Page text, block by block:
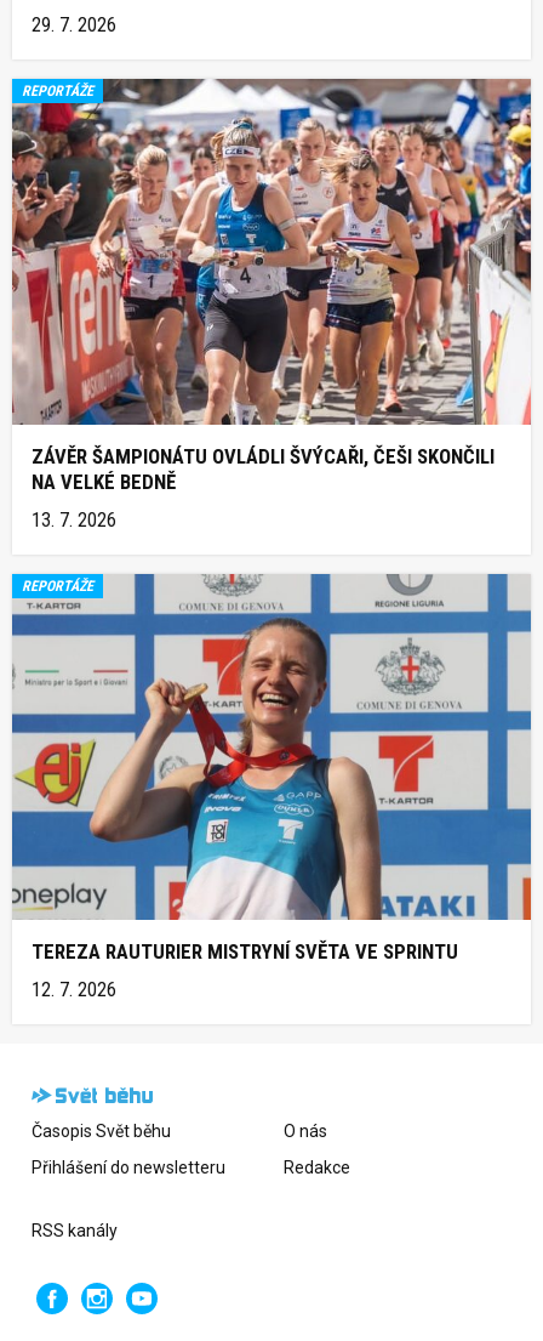
29. 7. 2026
REPORTÁŽE
ZÁVĚR ŠAMPIONÁTU OVLÁDLI ŠVÝCAŘI, ČEŠI SKONČILI
NA VELKÉ BEDNĚ
13. 7. 2026
REPORTÁŽE
TEREZA RAUTURIER MISTRYNÍ SVĚTA VE SPRINTU
12. 7. 2026
Časopis Svět běhu
Přihlášení do newsletteru
O nás
Redakce
RSS kanály